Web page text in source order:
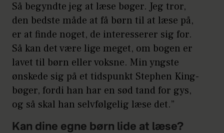
Så begyndte jeg at læse bøger. Jeg tror,
den bedste måde at få børn til at læse på,
er at finde noget, de interesserer sig for.
Så kan det være lige meget, om bogen er
lavet til børn eller voksne. Min yngste
ønskede sig på et tidspunkt Stephen King-
bøger, fordi han har en sød tand for gys,
og så skal han selvfølgelig læse det.”
Kan dine egne børn lide at læse?